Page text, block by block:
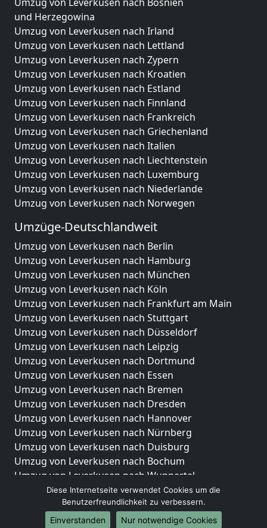
und Herzegowina
Umzug von Leverkusen nach Irland
Umzug von Leverkusen nach Lettland
Umzug von Leverkusen nach Zypern
Umzug von Leverkusen nach Kroatien
Umzug von Leverkusen nach Estland
Umzug von Leverkusen nach Finnland
Umzug von Leverkusen nach Frankreich
Umzug von Leverkusen nach Griechenland
Umzug von Leverkusen nach Italien
Umzug von Leverkusen nach Liechtenstein
Umzug von Leverkusen nach Luxemburg
Umzug von Leverkusen nach Niederlande
Umzug von Leverkusen nach Norwegen
Umzüge-Deutschlandweit
Umzug von Leverkusen nach Berlin
Umzug von Leverkusen nach Hamburg
Umzug von Leverkusen nach München
Umzug von Leverkusen nach Köln
Umzug von Leverkusen nach Frankfurt am Main
Umzug von Leverkusen nach Stuttgart
Umzug von Leverkusen nach Düsseldorf
Umzug von Leverkusen nach Leipzig
Umzug von Leverkusen nach Dortmund
Umzug von Leverkusen nach Essen
Umzug von Leverkusen nach Bremen
Umzug von Leverkusen nach Dresden
Umzug von Leverkusen nach Hannover
Umzug von Leverkusen nach Nürnberg
Umzug von Leverkusen nach Duisburg
Umzug von Leverkusen nach Bochum
Umzug von Leverkusen nach Wuppertal
Umzug von Leverkusen nach Bielefeld
Umzug von Leverkusen nach Bonn
Umzug von Leverkusen nach Münster
Diese Internetseite verwendet Cookies um die
Benutzerfreundlichkeit zu verbessern.
Einverstanden
Nur notwendige Cookies